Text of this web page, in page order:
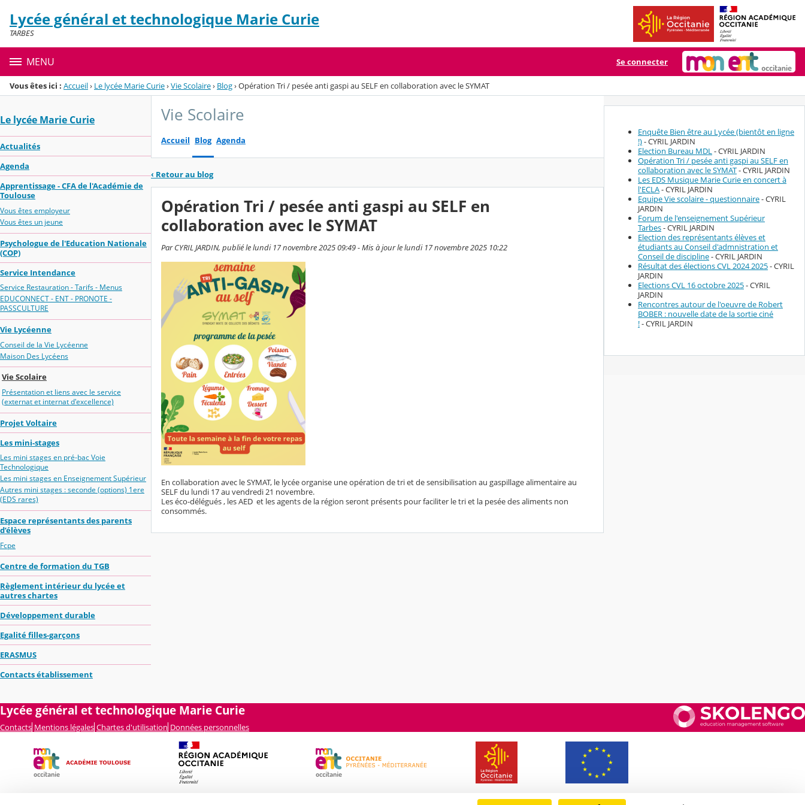
Menu de la rubrique
Contenu
Lycée général et technologique Marie Curie
TARBES
MENU Se connecter
Vous êtes ici : Accueil› Le lycée Marie Curie›Vie Scolaire› Blog›Opération Tri / pesée anti gaspi au SELF en collaboration avec le SYMAT
Le lycée Marie Curie
Actualités
Agenda
Apprentissage - CFA de l'Académie de
Toulouse
Vous êtes employeur
Vous êtes un jeune
Psychologue de l'Education Nationale
(COP)
Service Intendance
Service Restauration - Tarifs - Menus
EDUCONNECT - ENT - PRONOTE -
PASSCULTURE
Vie Lycéenne
Conseil de la Vie Lycéenne
Maison Des Lycéens
Vie Scolaire
Présentation et liens avec le service
(externat et internat d'excellence)
Projet Voltaire
Les mini-stages
Les mini stages en pré-bac Voie
Technologique
Les mini stages en Enseignement Supérieur
Autres mini stages : seconde (options) 1ere
(EDS rares)
Espace représentants des parents
d’élèves
Fcpe
Centre de formation du TGB
Règlement intérieur du lycée et
autres chartes
Développement durable
Egalité filles-garçons
ERASMUS
Contacts établissement
Vie Scolaire
Accueil Blog Agenda
‹ Retour au blog
Opération Tri / pesée anti gaspi au SELF en
collaboration avec le SYMAT
Par CYRIL JARDIN, publié le lundi 17 novembre 2025 09:49 - Mis à jour le lundi 17 novembre 2025 10:22
En collaboration avec le SYMAT, le lycée organise une opération de tri et de sensibilisation au gaspillage alimentaire au
SELF du lundi 17 au vendredi 21 novembre.
Les éco-délégués , les AED et les agents de la région seront présents pour faciliter le tri et la pesée des aliments non
consommés.
Enquête Bien être au Lycée (bientôt en ligne
!)- CYRIL JARDIN
Election Bureau MDL- CYRIL JARDIN
Opération Tri / pesée anti gaspi au SELF en
collaboration avec le SYMAT- CYRIL JARDIN
Les EDS Musique Marie Curie en concert à
l'ECLA- CYRIL JARDIN
Equipe Vie scolaire - questionnaire- CYRIL
JARDIN
Forum de l'enseignement Supérieur
Tarbes- CYRIL JARDIN
Election des représentants élèves et
étudiants au Conseil d'admnistration et
Conseil de discipline- CYRIL JARDIN
Résultat des élections CVL 2024 2025- CYRIL
JARDIN
Elections CVL 16 octobre 2025- CYRIL
JARDIN
Rencontres autour de l'oeuvre de Robert
BOBER : nouvelle date de la sortie ciné
!- CYRIL JARDIN
Lycée général et technologique Marie Curie
Contacts Mentions légales Chartes d'utilisation Données personnelles